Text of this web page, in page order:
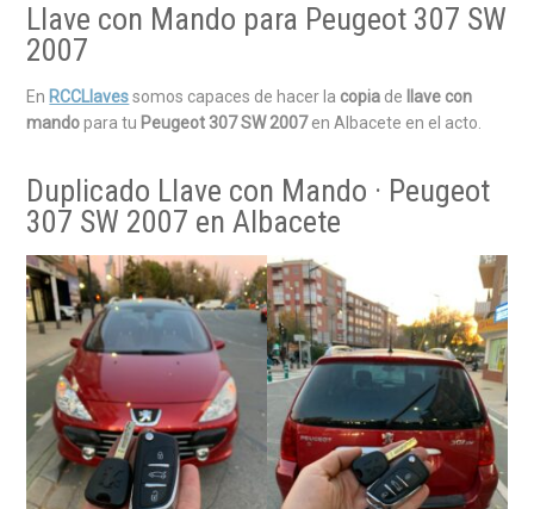
Llave con Mando para Peugeot 307 SW
2007
En RCCLlavessomos capaces de hacer la copia de
llave con
mandopara tu Peugeot 307 SW 2007en Albacete en el acto.
Duplicado Llave con Mando · Peugeot
307 SW 2007 en Albacete